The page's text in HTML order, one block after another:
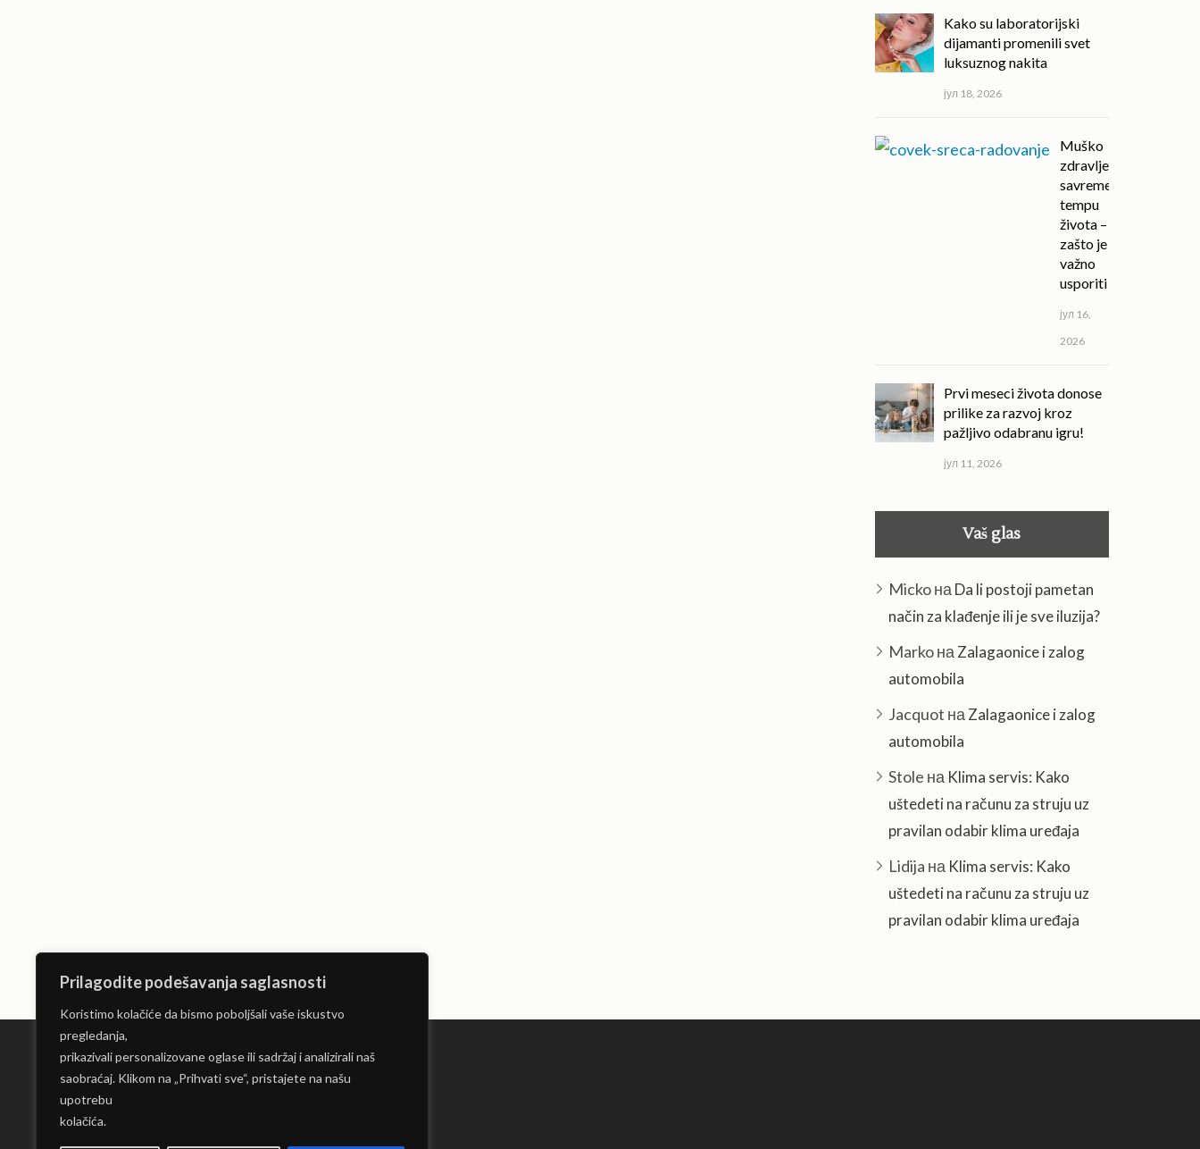
Prilagodite podešavanja saglasnosti
Koristimo kolačiće da bismo poboljšali vaše iskustvo
pregledanja,
prikazivali personalizovane oglase ili sadržaj i analizirali naš
saobraćaj. Klikom na „Prihvati sve“, pristajete na našu
upotrebu
kolačića.
Kako su laboratorijski
dijamanti promenili svet
luksuznog nakita
јул 18, 2026
Muško
zdravlje u
savremenom
tempu
života –
zašto je
važno
usporiti
јул 16,
2026
Prvi meseci života donose
prilike za razvoj kroz
pažljivo odabranu igru!
јул 11, 2026
Vaš glas
Mickoна Da li postoji pametan
način za klađenje ili je sve iluzija?
Markoна Zalagaonice i zalog
automobila
Jacquot на Zalagaonice i zalog
automobila
Stole на Klima servis: Kako
uštedeti na računu za struju uz
pravilan odabir klima uređaja
Lidija на Klima servis: Kako
uštedeti na računu za struju uz
pravilan odabir klima uređaja
Limo servis Beograd